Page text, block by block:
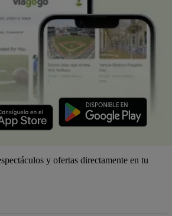
y ofertas directamente en tu